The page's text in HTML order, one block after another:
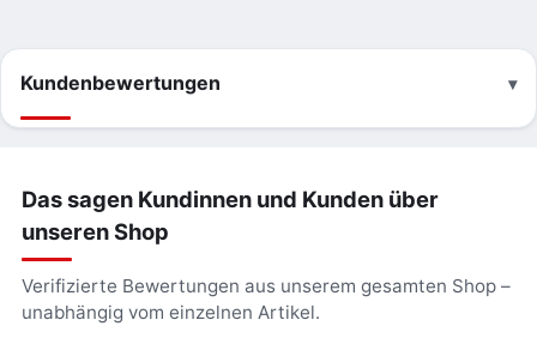
Kundenbewertungen
Das sagen Kundinnen und Kunden über
unseren Shop
Verifizierte Bewertungen aus unserem gesamten Shop –
unabhängig vom einzelnen Artikel.